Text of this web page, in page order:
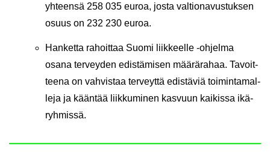
yh­teen­sä 258 035 euroa, josta val­tio­na­vus­tuk­sen
osuus on 232 230 euroa.
Han­ket­ta ra­hoit­taa Suomi liik­keel­le -​ohjelma
osana ter­vey­den edis­tä­mi­sen mää­rä­ra­haa. Ta­voit­
tee­na on vah­vis­taa ter­veyt­tä edis­tä­viä toi­min­ta­mal­
le­ja ja kään­tää liik­ku­mi­nen kas­vuun kai­kis­sa ikä­
ryh­mis­sä.